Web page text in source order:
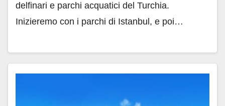
delfinari e parchi acquatici del Turchia.
Inizieremo con i parchi di Istanbul, e poi…